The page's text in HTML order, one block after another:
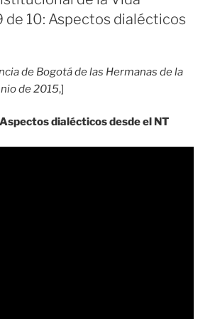
de 10: Aspectos dialécticos
de Bogotá de las Hermanas de la
de 2015,]
dialécticos desde el NT